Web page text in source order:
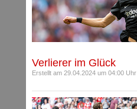
Verlierer im Glück
Erstellt am 29.04.2024 um 04:00 Uhr